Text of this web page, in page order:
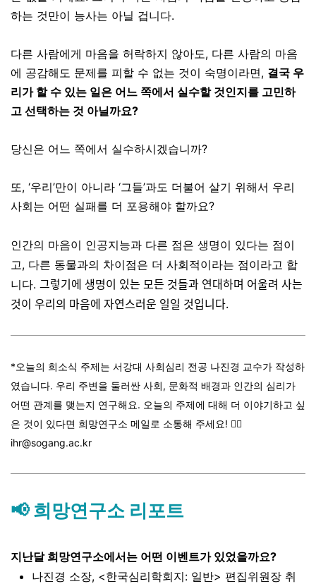
하는 것만이 능사는 아닐 겁니다.
다른 사람에게 마음을 허락하지 않아도, 다른 사람의 마음
에 공감해도 문제를 피할 수 없는 것이 숙명이라면, 결국 우
리가 할 수 있는 일은 어느 쪽에서 실수할 것인지를 고민하
고 선택하는 것 아닐까요?
당신은 어느 쪽에서 실수하시겠습니까?
또, ‘우리’만이 아니라 ‘그들’과도 더불어 살기 위해서 우리
사회는 어떤 실패를 더 포용해야 할까요?
인간의 마음이 인공지능과 다른 점은 생명이 있다는 점이
고, 다른 동물과의 차이점은 더 사회적이라는 점이라고 합
니다. 그렇기에 생명이 있는 모든 것들과 연대하며 어울려 사는
것이 우리의 마음에 자연스러운 일일 것입니다.
*오늘의 희소식 주제는 서강대 사회심리 전공 나진경 교수가 작성하
였습니다. 우리 주변을 둘러싼 사회, 문화적 배경과 인간의 심리가
어떤 관계를 맺는지 연구해요. 오늘의 주제에 대해 더 이야기하고 싶
은 것이 있다면 희망연구소 메일로 소통해 주세요! 👉🏼
ihr@sogang.ac.kr
📢 희망연구소 리포트
지난달 희망연구소에서는 어떤 이벤트가 있었을까요?
나진경 소장, <한국심리학회지: 일반> 편집위원장 취